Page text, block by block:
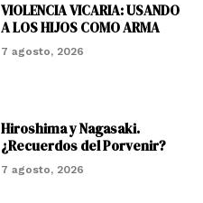
VIOLENCIA VICARIA: USANDO
A LOS HIJOS COMO ARMA
7 agosto, 2026
Hiroshima y Nagasaki.
¿Recuerdos del Porvenir?
7 agosto, 2026